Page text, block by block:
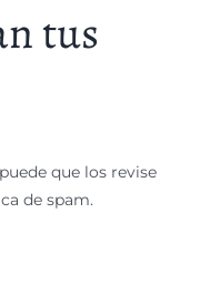
tus
que los revise
de spam.